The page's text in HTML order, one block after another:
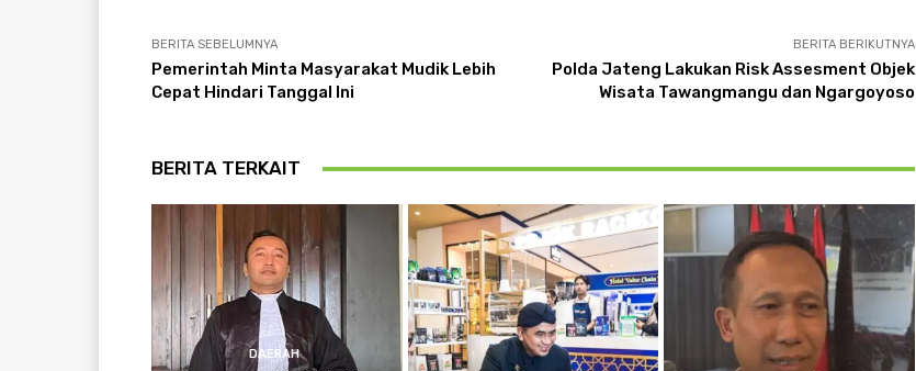
BERITA SEBELUMNYA
Pemerintah Minta Masyarakat Mudik Lebih
Cepat Hindari Tanggal Ini
BERITA BERIKUTNYA
Polda Jateng Lakukan Risk Assesment Objek
Wisata Tawangmangu dan Ngargoyoso
BERITA TERKAIT
DAERAH